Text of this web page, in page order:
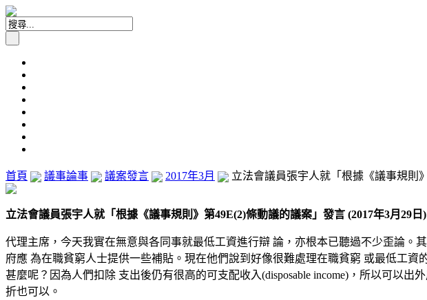
首頁 議事論事 議案發言 2017年3月 立法會議員張宇人就「根據《議事規則
立法會議員張宇人就「根據《議事規則》第49E(2)條動議的議案」發言 (2017年3月29日)
代理主席，今天我實在無意與各同事就最低工資進行辯 論，亦根本已聽過不少歪論
府應 為在職貧窮人士提供一些補貼。現在他們說到好像很難處理在職貧窮 或最低工
甚麼呢？因為人們扣除 支出後仍有很高的可支配收入(disposable income)，所以可以
折也可以。